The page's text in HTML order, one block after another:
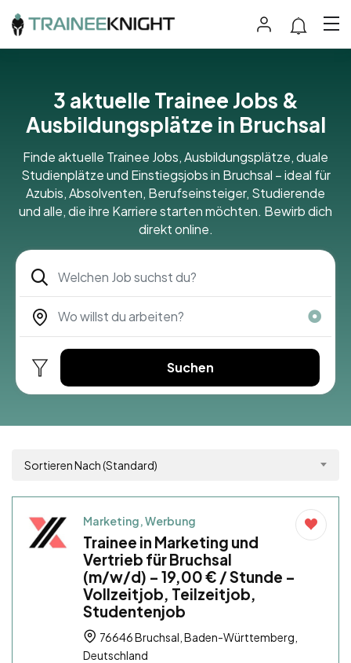
3 aktuelle Trainee Jobs &
Ausbildungsplätze in Bruchsal
Finde aktuelle Trainee Jobs, Ausbildungsplätze, duale
Studienplätze und Einstiegsjobs in Bruchsal – ideal für
Azubis, Absolventen, Berufseinsteiger, Studierende
und alle, die ihre Karriere starten möchten. Bewirb dich
direkt online.
Suchen
Sortieren Nach (Standard)
Marketing, Werbung
Trainee in Marketing und
Vertrieb für Bruchsal
(m/w/d) – 19,00 € / Stunde –
Vollzeitjob, Teilzeitjob,
Studentenjob
76646 Bruchsal, Baden-Württemberg,
Deutschland